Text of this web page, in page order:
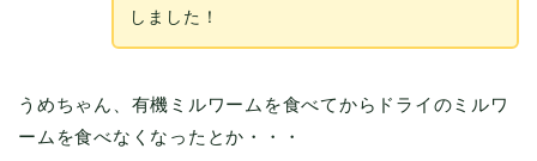
しました！
うめちゃん、有機ミルワームを食べてからドライのミルワ
ームを食べなくなったとか・・・